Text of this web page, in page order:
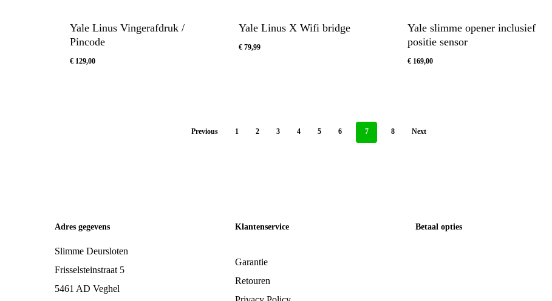
Yale Linus Vingerafdruk /
Pincode
€ 129,00
Yale Linus X Wifi bridge
€79,99
Yale slimme opener inclusief
positie sensor
€169,00
Previous 1 2 3 4 5 6 7 8 Next
Adres gegevens
Slimme Deursloten
Frisselsteinstraat 5
5461 AD Veghel
Klantenservice
Garantie
Retouren
Betaal opties